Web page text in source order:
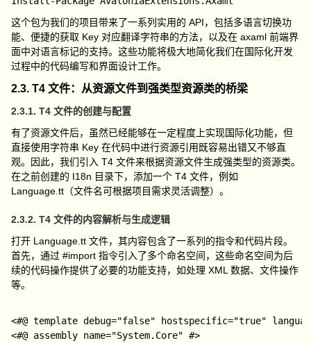
这个包为我们的项目带来了一系列实用的 API，包括多语言切换功
能、便捷的获取 Key 对应翻译字符串的方法，以及在axaml 前端界
面中对语言标记的支持。这些功能将极大地简化我们在国际化开发
过程中的代码编写和界面设计工作。
2.3. T4 文件：从资源文件到强类型资源类的桥梁
2.3.1. T4 文件的创建与配置
有了资源文件后，虽然已经能够在一定程度上实现国际化功能，但
直接使用字符串 Key 在代码中进行资源引用既容易出错又不够直
观。因此，我们引入 T4 文件来根据资源文件生成强类型的资源类。
在之前创建的 I18n 目录下，添加一个 T4 文件，例如
Language.tt （文件名可根据项目需求灵活调整）。
2.3.2. T4 文件的内容解析与生成逻辑
打开 Language.tt 文件，其内容包含了一系列的指令和代码片段。
首先，通过#import 指令引入了多个命名空间，这些命名空间为后
续的代码操作提供了必要的功能支持，如处理 XML 数据、文件操作
等。
<#@ template debug="false" hostspecific="true"
<#@ assembly name="System.Core" #>